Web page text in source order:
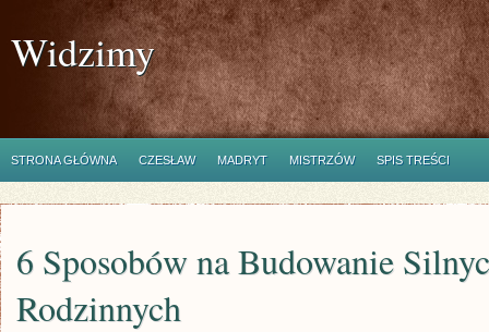
Widzimy
STRONA GŁÓWNA CZESŁAW MADRYT MISTRZÓW SPIS TREŚCI
6 Sposobów na Budowanie
Rodzinnych